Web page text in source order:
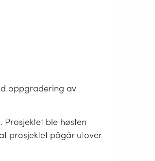
oppgradering av
ble høsten
prosjektet pågår utover